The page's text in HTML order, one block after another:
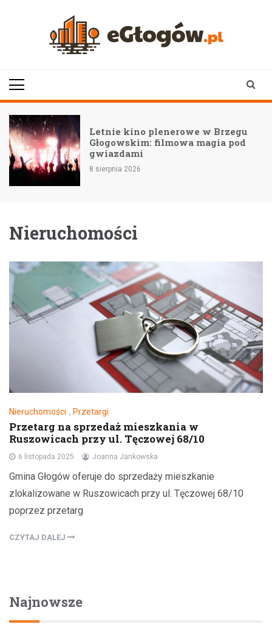
Letnie kino plenerowe w Brzegu
Głogowskim: filmowa magia pod
gwiazdami
8 sierpnia 2026
Nieruchomości
Nieruchomości , Przetargi
Przetarg na sprzedaż mieszkania w
Ruszowicach przy ul. Tęczowej 68/10
6 listopada 2025 Joanna Jankowska
Gmina Głogów oferuje do sprzedaży mieszkanie
zlokalizowane w Ruszowicach przy ul. Tęczowej 68/10
poprzez przetarg
CZYTAJ DALEJ
Najnowsze